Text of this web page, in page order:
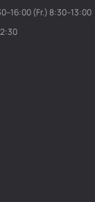
(Fr.) 8:30–13:00